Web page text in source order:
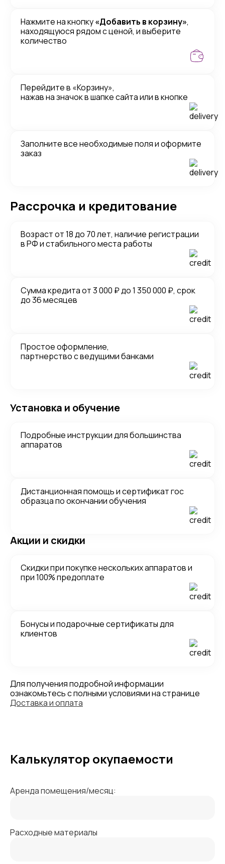
Нажмите на кнопку«Добавить в корзину»,
находящуюся рядом с ценой, и выберите
количество
Перейдите в «Корзину»,
нажав на значок в шапке сайта или в кнопке
Заполните все необходимые поля и оформите
заказ
Рассрочка и кредитование
Возраст от 18 до 70 лет, наличие регистрации
в РФ и стабильного места работы
Сумма кредита от 3 000 ₽ до 1 350 000 ₽, срок
до 36 месяцев
Простое оформление,
партнерство с ведущими банками
Установка и обучение
Подробные инструкции для большинства
аппаратов
Дистанционная помощь и сертификат гос
образца по окончании обучения
Акции и скидки
Скидки при покупке нескольких аппаратов и
при 100% предоплате
Бонусы и подарочные сертификаты для
клиентов
Для получения подробной информации
ознакомьтесь с полными условиями на странице
Доставка и оплата
Калькулятор окупаемости
Аренда помещения/месяц:
Расходные материалы